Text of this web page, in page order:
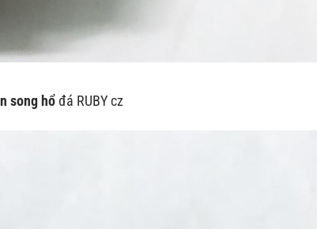
song hổđá RUBY cz